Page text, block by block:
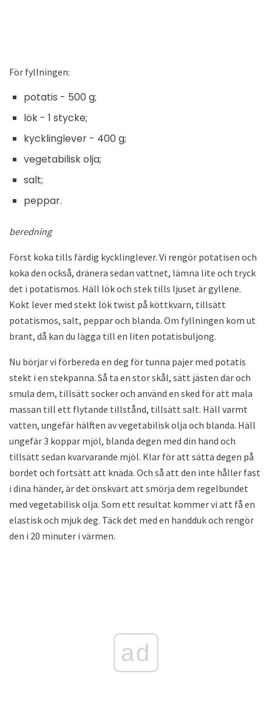
För fyllningen:
potatis - 500 g;
lök - 1 stycke;
kycklinglever - 400 g;
vegetabilisk olja;
salt;
peppar.
beredning
Först koka tills färdig kycklinglever. Vi rengör potatisen och
koka den också, dränera sedan vattnet, lämna lite och tryck
det i potatismos. Häll lök och stek tills ljuset är gyllene.
Kokt lever med stekt lök twist på köttkvarn, tillsätt
potatismos, salt, peppar och blanda. Om fyllningen kom ut
brant, då kan du lägga till en liten potatisbuljong.
Nu börjar vi förbereda en deg för tunna pajer med potatis
stekt i en stekpanna. Så ta en stor skål, sätt jästen där och
smula dem, tillsätt socker och använd en sked för att mala
massan till ett flytande tillstånd, tillsätt salt. Häll varmt
vatten, ungefär hälften av vegetabilisk olja och blanda. Häll
ungefär 3 koppar mjöl, blanda degen med din hand och
tillsätt sedan kvarvarande mjöl. Klar för att sätta degen på
bordet och fortsätt att knäda. Och så att den inte håller fast
i dina händer, är det önskvärt att smörja dem regelbundet
med vegetabilisk olja. Som ett resultat kommer vi att få en
elastisk och mjuk deg. Täck det med en handduk och rengör
den i 20 minuter i värmen.
ad